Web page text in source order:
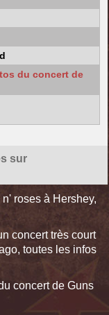
du concert de
sur
roses à Hershey,
concert très court
toutes les infos
concert de Guns